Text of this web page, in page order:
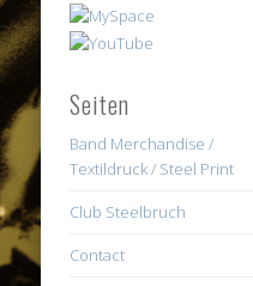
Seiten
Band Merchandise /
Textildruck / Steel Print
Club Steelbruch
Contact